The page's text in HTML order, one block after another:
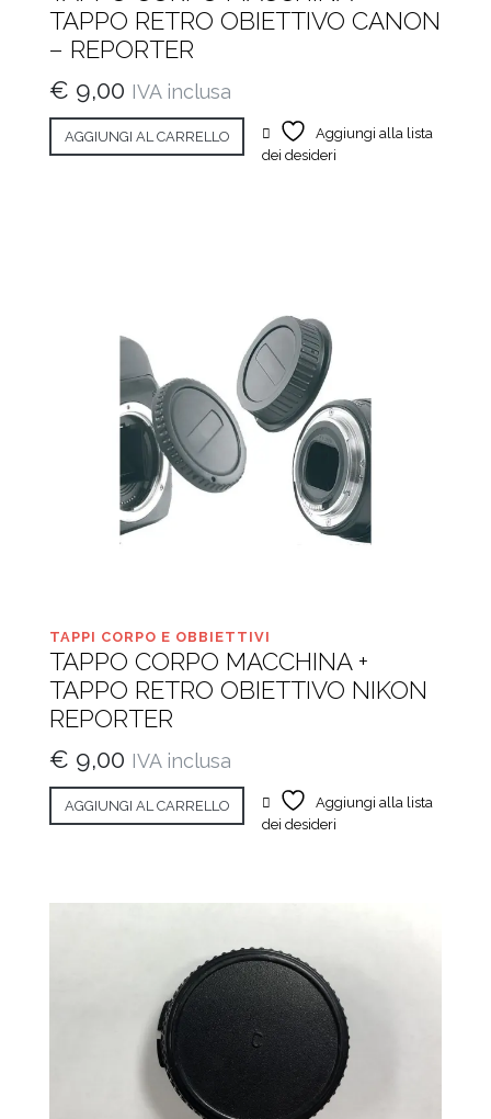
TAPPO RETRO OBIETTIVO CANON
– REPORTER
€ 9,00 IVA inclusa
AGGIUNGI AL CARRELLO
Aggiungi alla lista
dei desideri
TAPPI CORPO E OBBIETTIVI
TAPPO CORPO MACCHINA +
TAPPO RETRO OBIETTIVO NIKON
REPORTER
€ 9,00 IVA inclusa
AGGIUNGI AL CARRELLO
Aggiungi alla lista
dei desideri